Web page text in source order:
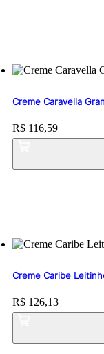
Creme Caravella
Price:
R$ 116,59
Creme Caribe
Price:
R$ 126,13